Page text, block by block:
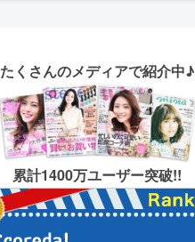
たくさんのメディアで紹介中♪
累計1400万ユーザー突破!!